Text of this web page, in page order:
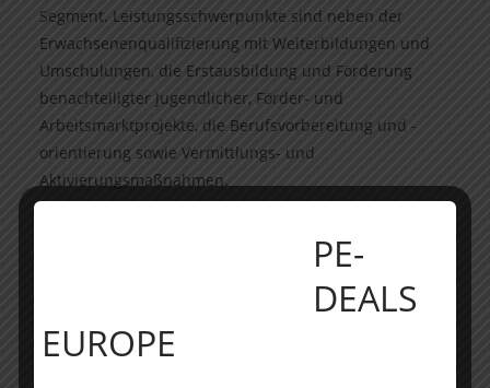
Segment. Leistungsschwerpunkte sind neben der
Erwachsenenqualifizierung mit Weiterbildungen und
Umschulungen, die Erstausbildung und Förderung
benachteiligter Jugendlicher, Förder- und
Arbeitsmarktprojekte, die Berufsvorbereitung und -
orientierung sowie Vermittlungs- und
Aktivierungsmaßnahmen.
geboren. Nach seinem erfolgreich beendeten Studium
für Bildungs- und Erziehungswissenschaft hat er
nebenberuflich Unternehmensführung und
PE-
DEALS
EUROPE